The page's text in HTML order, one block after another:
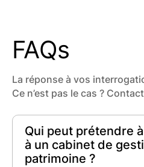
FAQs
La réponse à vos
Ce n’est pas le cas ?
Qui peut prétendre
à un cabinet de
patrimoine ?